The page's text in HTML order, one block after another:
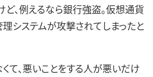
ど、例えるなら銀行強盗。仮想通貨
システムが攻撃されてしまったと
て、悪いことをする人が悪いだけ